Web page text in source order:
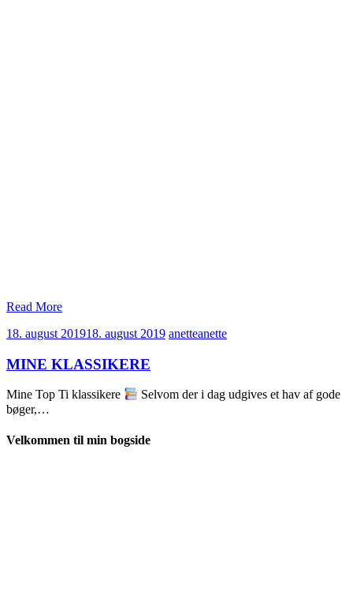
Read More
18. august 201918. august 2019 anetteanette
MINE KLASSIKERE
Mine Top Ti klassikere
Selvom der i dag udgives et hav af gode
bøger,…
Velkommen til min bogside